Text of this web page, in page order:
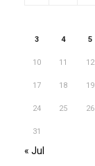
3 4 5
10 11 12
17 18 19
24 25 26
31
« Jul